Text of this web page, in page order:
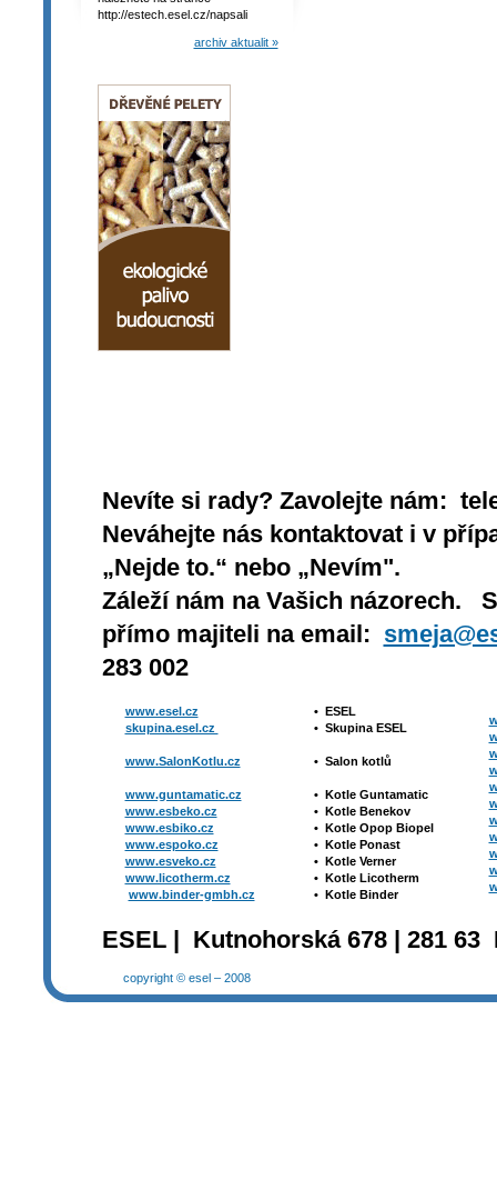
http://estech.esel.cz/napsali
archiv aktualit »
Nevíte si rady? Zavolejte nám:
Neváhejte nás kontaktovat i v
„Nejde to.“ nebo „Nevím".
Záleží nám na Vašich názorech.
přímo majiteli na email:
283 002
www.esel.cz
skupina.esel.cz
www.SalonKotlu.cz
www.guntamatic.cz
www.esbeko.cz
www.esbiko.cz
www.espoko.cz
www.esveko.cz
www.licotherm.cz
www.binder-gmbh.cz
• ESEL
• Skupina ESEL
• Salon kotlů
• Kotle Guntamatic
• Kotle Benekov
• Kotle Opop Biopel
• Kotle Ponast
• Kotle Verner
• Kotle Licotherm
• Kotle Binder
ESEL | Kutnohorská 678 | 281
copyright © esel – 2008